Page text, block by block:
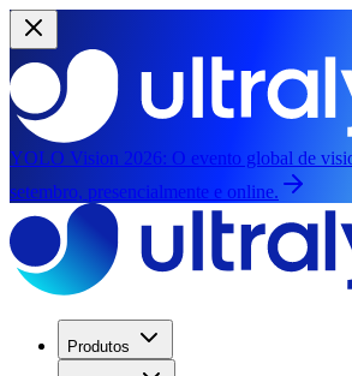
YOLO Vision 2026: O evento global de
setembro, presencialmente e online.
Produtos